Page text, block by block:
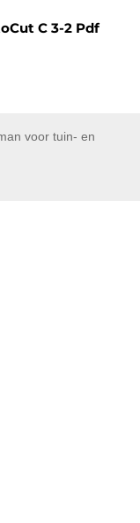
C 3-2 Pdf
voor tuin- en